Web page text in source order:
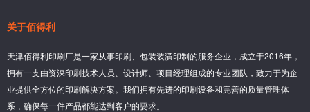
关于佰得利
天津佰得利印刷厂是一家从事印刷、包装装潢印制的服务企业，成立于2016年，
拥有一支由资深印刷技术人员、设计师、项目经理组成的专业团队，致力于为企
业提供全方位的印刷解决方案。我们拥有先进的印刷设备和完善的质量管理体
系，确保每一件产品都能达到客户的要求。